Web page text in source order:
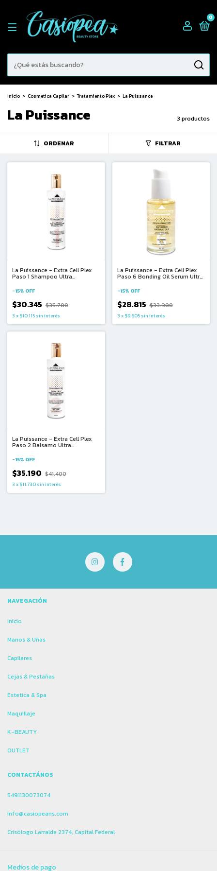
0
Inicio > Cosmetica Capilar > Tratamiento Plex > La Puissance
La Puissance 3 productos
ORDENAR FILTRAR
La Puissance - Extra Cell Plex
Paso 1 Shampoo Ultra
Danos Profundos (300ml)
-15% OFF
$30.345 $35.700
3 x $10.115 sin interés
La Puissance - Extra Cell Plex
Paso 6 Bonding Oil Serum Ultra
Danos Profundos (55ml)
-15% OFF
$28.815 $33.900
3 x $9.605 sin interés
La Puissance - Extra Cell Plex
Paso 2 Balsamo Ultra
Danos Profundos (300ml)
-15% OFF
$35.190 $41.400
3 x $11.730 sin interés
NAVEGACIÓN
Inicio
Manos & Uñas
Capilares
Cejas & Pestañas
Estetica & Spa
Maquillaje
K-BEAUTY
OUTLET
CONTACTÁNOS
5491130073074
info@casiopeans.com
Crisólogo Larralde 2374, Capital Federal
Medios de pago